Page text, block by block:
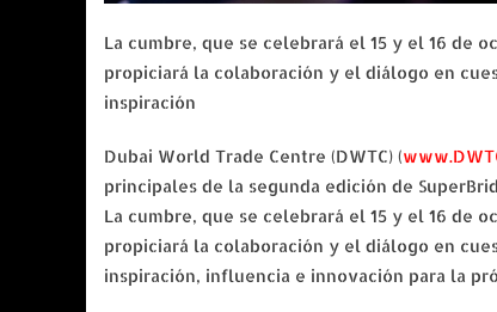
La cumbre, que se celebrará el 15 y el 16 de
propiciará la colaboración y el diálogo en
inspiración
Dubai World Trade Centre (DWTC) (
principales de la segunda edición de
La cumbre, que se celebrará el 15 y el 16 de
propiciará la colaboración y el diálogo en
inspiración, influencia e innovación para la